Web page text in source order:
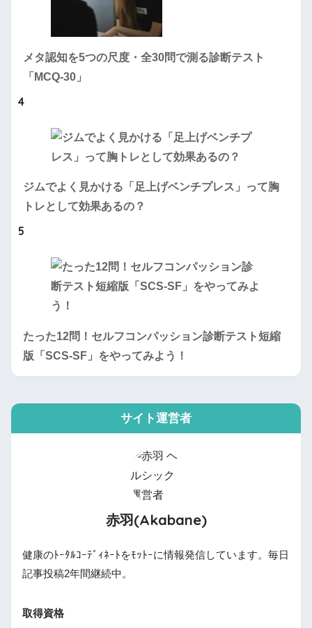
メタ認知を5つの尺度・全30問で測る診断テスト
「MCQ-30」
4
ジムでよく見かける「足上げベンチプレス」って胸
トレとして効果あるの？
5
たった12問！セルフコンパッション診断テスト短縮
版「SCS-SF」をやってみよう！
サイト運営者
赤羽(Akabane)
健康のﾄｰﾀﾙｺｰﾃﾞｨﾈｰﾄをﾓｯﾄｰに情報発信しています。毎日
記事投稿2年間継続中。
取得資格